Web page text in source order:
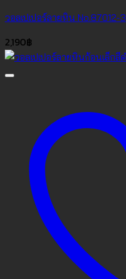
วอลเปเปอร์ลายหิน No.87012-3
2,190฿